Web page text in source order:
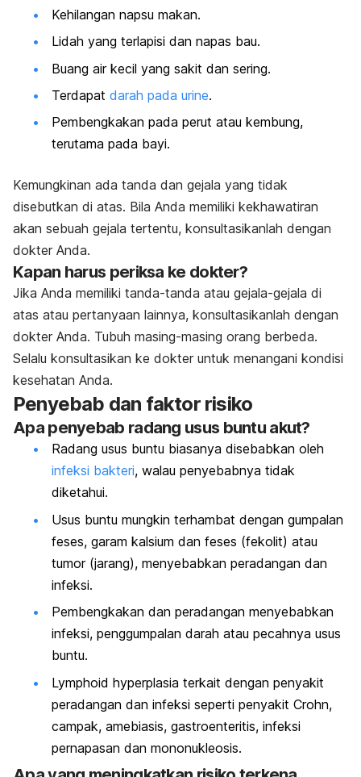
Kehilangan napsu makan.
Lidah yang terlapisi dan napas bau.
Buang air kecil yang sakit dan sering.
Terdapat darah pada urine.
Pembengkakan pada perut atau kembung,
terutama pada bayi.
Kemungkinan ada tanda dan gejala yang tidak
disebutkan di atas. Bila Anda memiliki kekhawatiran
akan sebuah gejala tertentu, konsultasikanlah dengan
dokter Anda.
Kapan harus periksa ke dokter?
Jika Anda memiliki tanda-tanda atau gejala-gejala di
atas atau pertanyaan lainnya, konsultasikanlah dengan
dokter Anda. Tubuh masing-masing orang berbeda.
Selalu konsultasikan ke dokter untuk menangani kondisi
kesehatan Anda.
Penyebab dan faktor risiko
Apa penyebab radang usus buntu akut?
Radang usus buntu biasanya disebabkan oleh
infeksi bakteri, walau penyebabnya tidak
diketahui.
Usus buntu mungkin terhambat dengan gumpalan
feses, garam kalsium dan feses (fekolit) atau
tumor (jarang), menyebabkan peradangan dan
infeksi.
Pembengkakan dan peradangan menyebabkan
infeksi, penggumpalan darah atau pecahnya usus
buntu.
Lymphoid hyperplasia terkait dengan penyakit
peradangan dan infeksi seperti penyakit Crohn,
campak, amebiasis, gastroenteritis, infeksi
pernapasan dan mononukleosis.